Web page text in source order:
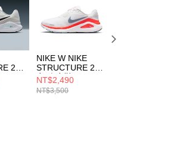
用戶之使用額度並採取法律行
26
NIKE W NIKE
STRUCTURE 26
女 跑步鞋
HJ1101105
NT$2,490
NT$3,500